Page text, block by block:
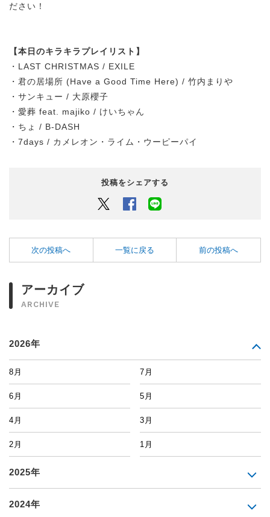
ださい！
【本日のキラキラプレイリスト】
・LAST CHRISTMAS / EXILE
・君の居場所 (Have a Good Time Here) / 竹内まりや
・サンキュー / 大原櫻子
・愛葬 feat. majiko / けいちゃん
・ちょ / B-DASH
・7days / カメレオン・ライム・ウーピーパイ
投稿をシェアする
Twitter Facebook
次の投稿へ 一覧に戻る 前の投稿へ
アーカイブ
ARCHIVE
2026年
8月 7月
6月 5月
4月 3月
2月 1月
2025年
2024年